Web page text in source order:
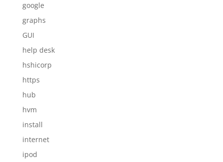
google
graphs
GUI
help desk
hshicorp
https
hub
hvm
install
internet
ipod